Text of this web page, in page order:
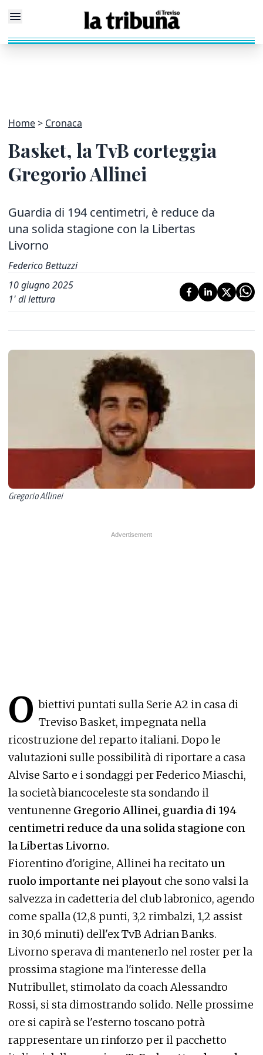
Home Cronaca
Basket, la TvB corteggia
Gregorio Allinei
Guardia di 194 centimetri, è reduce da
una solida stagione con la Libertas
Livorno
Federico Bettuzzi
10 giugno 2025
1' di lettura
Gregorio Allinei
O biettivi puntati sulla Serie A2 in casa di
Treviso Basket, impegnata nella
ricostruzione del reparto italiani. Dopo le
valutazioni sulle possibilità di riportare a casa
Alvise Sarto e i sondaggi per Federico Miaschi,
la società biancoceleste sta sondando il
ventunenne Gregorio Allinei, guardia di 194
centimetri reduce da una solida stagione con
la Libertas Livorno.
Fiorentino d'origine, Allinei ha recitato un
ruolo importante nei playout che sono valsi la
salvezza in cadetteria del club labronico, agendo
come spalla (12,8 punti, 3,2 rimbalzi, 1,2 assist
in 30,6 minuti) dell'ex TvB Adrian Banks.
Livorno sperava di mantenerlo nel roster per la
prossima stagione ma l'interesse della
Nutribullet, stimolato da coach Alessandro
Rossi, si sta dimostrando solido. Nelle prossime
ore si capirà se l'esterno toscano potrà
rappresentare un rinforzo per il pacchetto